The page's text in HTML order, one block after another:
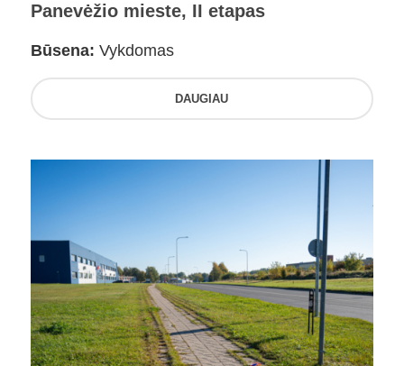
Panevėžio mieste, II etapas
Būsena: Vykdomas
DAUGIAU